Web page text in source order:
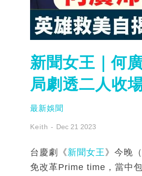
新聞女王｜何
局劇透二人收
最新娛聞
Keith Dec 21 2023
台慶劇《新聞女王》今晚
免改革Prime time，當中